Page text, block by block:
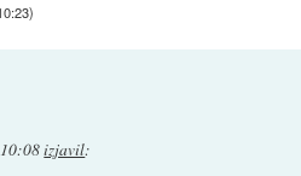
)
izjavil: